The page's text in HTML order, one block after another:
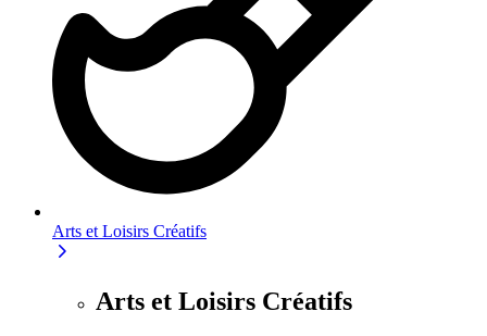
Arts et Loisirs Créatifs
Arts et Loisirs Créatifs